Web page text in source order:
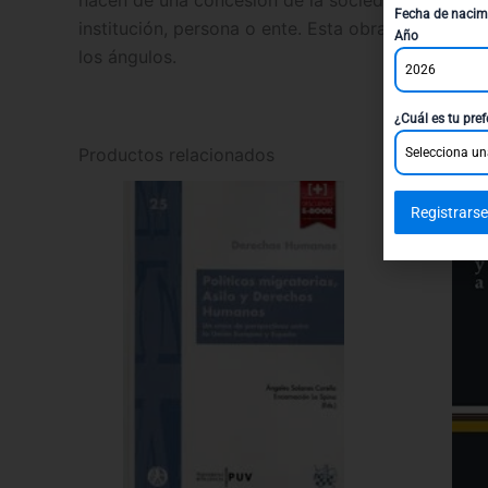
institución, persona o ente. Esta obra contiene
los ángulos.
Productos relacionados
Fecha de
Año
2026
¿Cuál es tu
Selecciona
Registrarse